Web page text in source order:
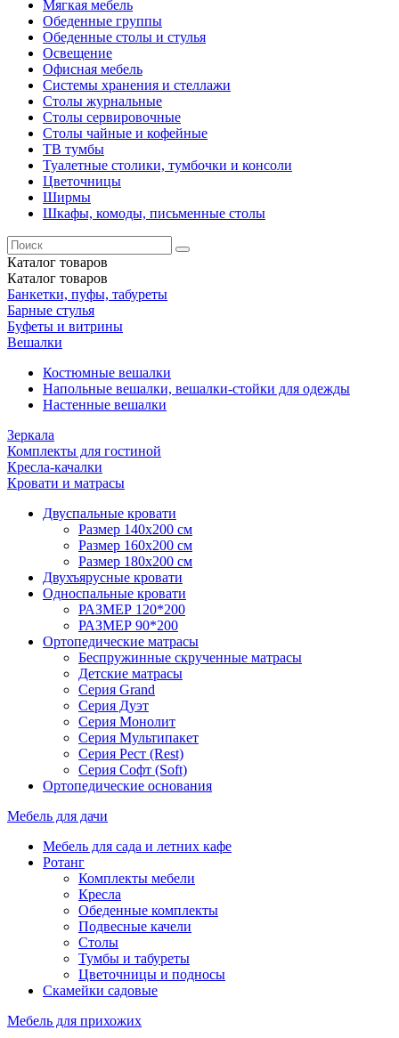
Мягкая мебель
Обеденные группы
Обеденные столы и стулья
Освещение
Офисная мебель
Системы хранения и стеллажи
Столы журнальные
Столы сервировочные
Столы чайные и кофейные
ТВ тумбы
Туалетные столики, тумбочки и консоли
Цветочницы
Ширмы
Шкафы, комоды, письменные столы
Каталог товаров
Каталог товаров
Банкетки, пуфы, табуреты
Барные стулья
Буфеты и витрины
Вешалки
Костюмные вешалки
Напольные вешалки, вешалки-стойки для одежды
Настенные вешалки
Зеркала
Комплекты для гостиной
Кресла-качалки
Кровати и матрасы
Двуспальные кровати
Размер 140х200 см
Размер 160х200 см
Размер 180х200 см
Двухъярусные кровати
Односпальные кровати
РАЗМЕР 120*200
РАЗМЕР 90*200
Ортопедические матрасы
Беспружинные скрученные матрасы
Детские матрасы
Серия Grand
Серия Дуэт
Серия Монолит
Серия Мультипакет
Серия Рест (Rest)
Серия Софт (Soft)
Ортопедические основания
Мебель для дачи
Мебель для сада и летних кафе
Ротанг
Комплекты мебели
Кресла
Обеденные комплекты
Подвесные качели
Столы
Тумбы и табуреты
Цветочницы и подносы
Скамейки садовые
Мебель для прихожих